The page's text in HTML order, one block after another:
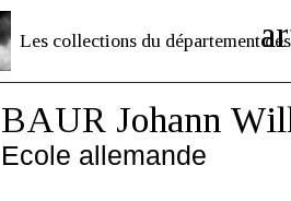
Les collections du département des
BAUR Johann
Ecole allemande